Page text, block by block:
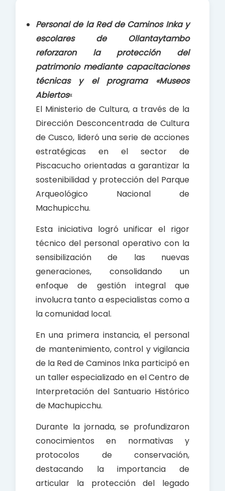
o
k
s
p
Personal de la Red de Caminos Inka y
escolares de Ollantaytambo
reforzaron la protección del
patrimonio mediante capacitaciones
técnicas y el programa «Museos
Abiertos«
El Ministerio de Cultura, a través de la
Dirección Desconcentrada de Cultura
de Cusco, lideró una serie de acciones
estratégicas en el sector de
Piscacucho orientadas a garantizar la
sostenibilidad y protección del Parque
Arqueológico Nacional de
Machupicchu.
Esta iniciativa logró unificar el rigor
técnico del personal operativo con la
sensibilización de las nuevas
generaciones, consolidando un
enfoque de gestión integral que
involucra tanto a especialistas como a
la comunidad local.
En una primera instancia, el personal
de mantenimiento, control y vigilancia
de la Red de Caminos Inka participó en
un taller especializado en el Centro de
Interpretación del Santuario Histórico
de Machupicchu.
Durante la jornada, se profundizaron
conocimientos en normativas y
protocolos de conservación,
destacando la importancia de
articular la protección del legado